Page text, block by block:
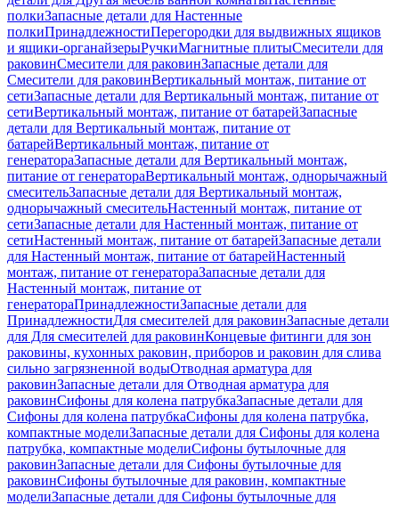
полкиЗапасные детали для Настенные
полкиПринадлежностиПерегородки для выдвижных ящиков
и ящики-органайзерыРучкиМагнитные плитыСмесители для
раковинСмесители для раковинЗапасные детали для
Смесители для раковинВертикальный монтаж, питание от
сетиЗапасные детали для Вертикальный монтаж, питание от
сетиВертикальный монтаж, питание от батарейЗапасные
детали для Вертикальный монтаж, питание от
батарейВертикальный монтаж, питание от
генератораЗапасные детали для Вертикальный монтаж,
питание от генератораВертикальный монтаж, однорычажный
смесительЗапасные детали для Вертикальный монтаж,
однорычажный смесительНастенный монтаж, питание от
сетиЗапасные детали для Настенный монтаж, питание от
сетиНастенный монтаж, питание от батарейЗапасные детали
для Настенный монтаж, питание от батарейНастенный
монтаж, питание от генератораЗапасные детали для
Настенный монтаж, питание от
генератораПринадлежностиЗапасные детали для
ПринадлежностиДля смесителей для раковинЗапасные детали
для Для смесителей для раковинКонцевые фитинги для зон
раковины, кухонных раковин, приборов и раковин для слива
сильно загрязненной водыОтводная арматура для
раковинЗапасные детали для Отводная арматура для
раковинСифоны для колена патрубкаЗапасные детали для
Сифоны для колена патрубкаСифоны для колена патрубка,
компактные моделиЗапасные детали для Сифоны для колена
патрубка, компактные моделиСифоны бутылочные для
раковинЗапасные детали для Сифоны бутылочные для
раковинСифоны бутылочные для раковин, компактные
моделиЗапасные детали для Сифоны бутылочные для